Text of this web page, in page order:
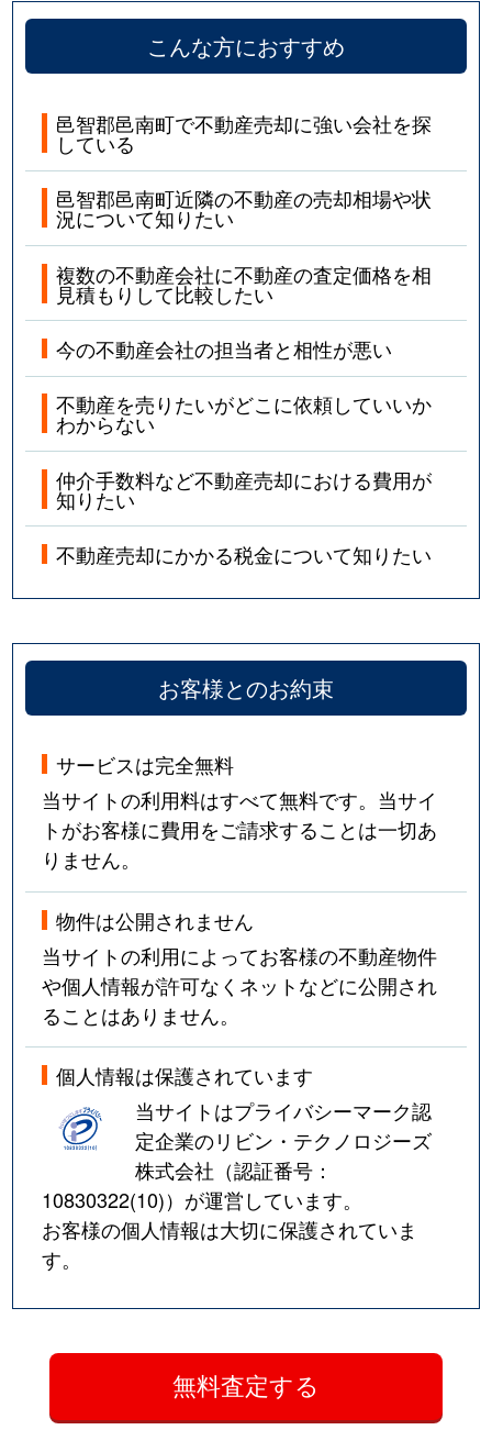
こんな方におすすめ
邑智郡邑南町で不動産売却に強い会社を探
している
邑智郡邑南町近隣の不動産の売却相場や状
況について知りたい
複数の不動産会社に不動産の査定価格を相
見積もりして比較したい
今の不動産会社の担当者と相性が悪い
不動産を売りたいがどこに依頼していいか
わからない
仲介手数料など不動産売却における費用が
知りたい
不動産売却にかかる税金について知りたい
お客様とのお約束
サービスは完全無料
当サイトの利用料はすべて無料です。当サイ
トがお客様に費用をご請求することは一切あ
りません。
物件は公開されません
当サイトの利用によってお客様の不動産物件
や個人情報が許可なくネットなどに公開され
ることはありません。
個人情報は保護されています
当サイトはプライバシーマーク認
定企業のリビン・テクノロジーズ
株式会社（認証番号：
10830322(10)）が運営しています。
お客様の個人情報は大切に保護されていま
す。